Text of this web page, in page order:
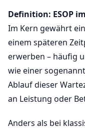
Definition: ESOP
Im Kern gewährt
einem späteren
erwerben – häufig
wie einer
Ablauf dieser
an Leistung oder
Anders als bei